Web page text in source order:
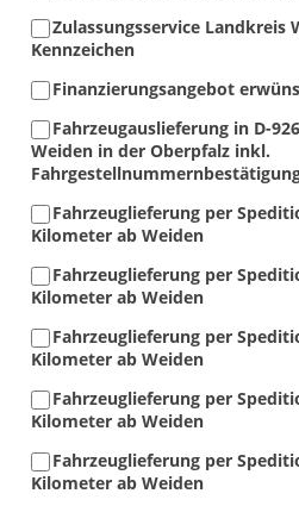
Zulassungsservice Landkreis
Kennzeichen
Finanzierungsangebot
Fahrzeugauslieferung in D-
Weiden in der Oberpfalz inkl.
Fahrzeuglieferung per
Kilometer ab Weiden
Fahrzeuglieferung per
Kilometer ab Weiden
Fahrzeuglieferung per
Kilometer ab Weiden
Fahrzeuglieferung per
Kilometer ab Weiden
Fahrzeuglieferung per
Kilometer ab Weiden